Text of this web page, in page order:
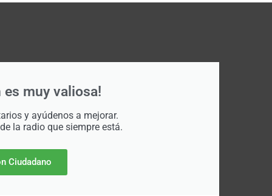
es muy valiosa!
y ayúdenos a mejorar.
la radio que siempre está.
Ciudadano